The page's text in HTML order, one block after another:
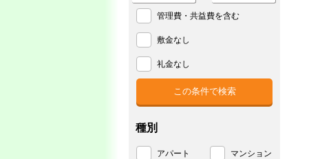
管理費・共益費を含む
敷金なし
礼金なし
種別
アパート マンション